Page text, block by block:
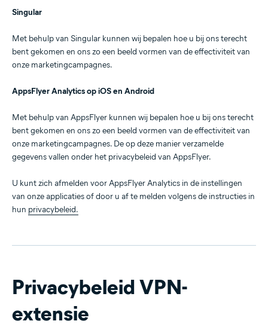
Singular
Met behulp van Singular kunnen wij bepalen hoe u bij ons terecht
bent gekomen en ons zo een beeld vormen van de effectiviteit van
onze marketingcampagnes.
AppsFlyer Analytics op iOS en Android
Met behulp van AppsFlyer kunnen wij bepalen hoe u bij ons terecht
bent gekomen en ons zo een beeld vormen van de effectiviteit van
onze marketingcampagnes. De op deze manier verzamelde
gegevens vallen onder het privacybeleid van AppsFlyer.
U kunt zich afmelden voor AppsFlyer Analytics in de instellingen
van onze applicaties of door u af te melden volgens de instructies in
hun privacybeleid.
Privacybeleid VPN-
extensie